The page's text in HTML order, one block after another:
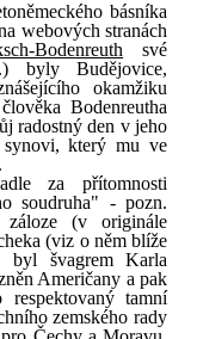
básníka
webových stranách
Bodenreuth své
byly Budějovice,
okamžiku
Bodenreutha
radostný den v jeho
synovi, který mu ve
za přítomnosti
soudruha" - pozn.
(v originále
(viz o něm blíže
švagrem Karla
Američany a pak
tamní
zemského rady